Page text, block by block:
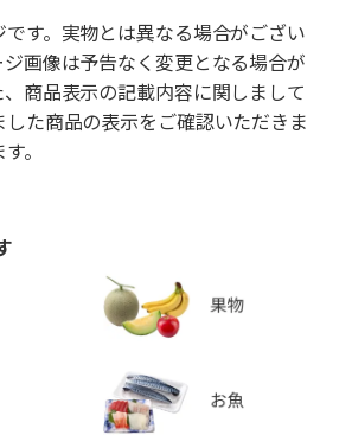
す。実物とは異なる場合がござい
画像は予告なく変更となる場合が
、商品表示の記載内容に関しまして
した商品の表示をご確認いただきま
。